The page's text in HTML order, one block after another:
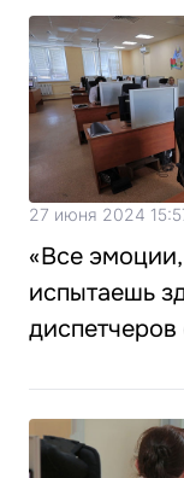
27 июня 2024
«Все
испытаешь